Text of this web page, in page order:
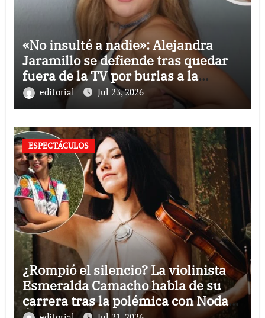
«No insulté a nadie»: Alejandra
Jaramillo se defiende tras quedar
fuera de la TV por burlas a la
Selección Mexicana
editorial Jul 23, 2026
ESPECTÁCULOS
¿Rompió el silencio? La violinista
Esmeralda Camacho habla de su
carrera tras la polémica con Nodal y